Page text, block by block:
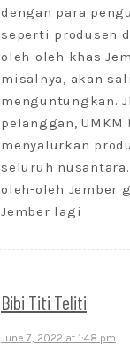
dengan para
seperti produsen
oleh-oleh khas
misalnya, akan
menguntungkan.
pelanggan, UMKM
menyalurkan
seluruh
oleh-oleh Jember
Jember lagi
Bibi Titi Teliti
June 7, 2022 at 1:48 pm